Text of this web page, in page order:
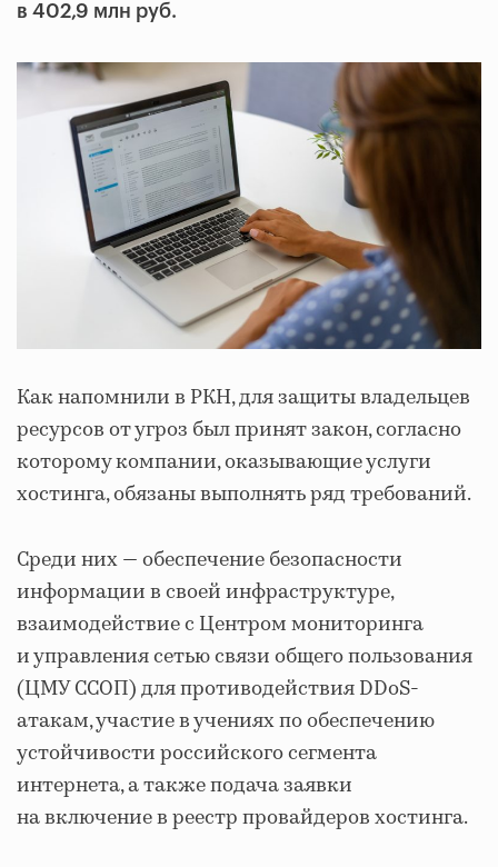
в 402,9 млн руб.
Как напомнили в РКН, для защиты владельцев
ресурсов от угроз был принят закон, согласно
которому компании, оказывающие услуги
хостинга, обязаны выполнять ряд требований.
Среди них — обеспечение безопасности
информации в своей инфраструктуре,
взаимодействие с Центром мониторинга
и управления сетью связи общего пользования
(ЦМУ ССОП) для противодействия DDoS-
атакам, участие в учениях по обеспечению
устойчивости российского сегмента
интернета, а также подача заявки
на включение в реестр провайдеров хостинга.